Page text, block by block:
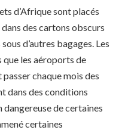
d’Afrique sont placés
des cartons obscurs
d’autres bagages. Les
les aéroports de
chaque mois des
dans des conditions
de certaines
certaines